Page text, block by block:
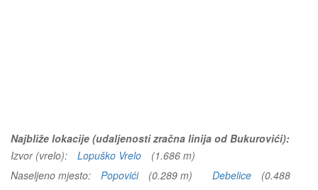
Najbliže lokacije (udaljenosti zračna linija od Bukurovići):
Izvor (vrelo):
Lopuško Vrelo
(1.686 m)
Naseljeno mjesto:
Popovići (0.289 m) Debelice
(0.488